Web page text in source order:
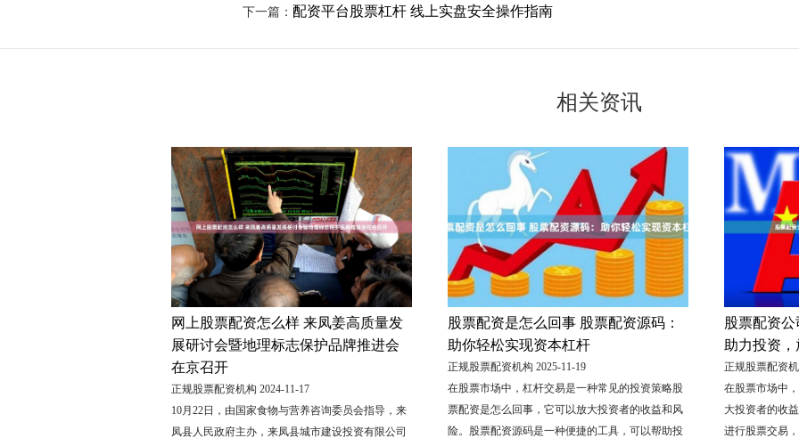
下一篇： 配资平台股票杠杆 线上实盘安全操作指南
相关资讯
网上股票配资怎么样 来凤姜高质量发
展研讨会暨地理标志保护品牌推进会
在京召开
正规股票配资机构 2024-11-17
10月22日，由国家食物与营养咨询委员会指导，来
凤县人民政府主办，来凤县城市建设投资有限公司
股票配资是怎么回事 股票配资源码：
助你轻松实现资本杠杆
正规股票配资机构 2025-11-19
在股票市场中，杠杆交易是一种常见的投资策略股
票配资是怎么回事，它可以放大投资者的收益和风
险。股票配资源码是一种便捷的工具，可以帮助投
股票配资公
助力投资
正规股票配资
在股票市场中
大投资者的收
进行股票交易